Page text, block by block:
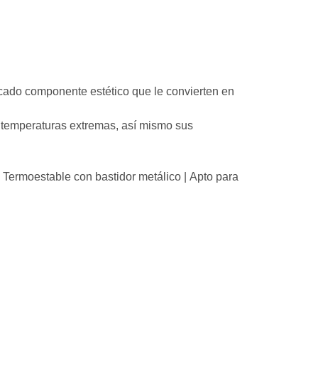
componente estético que le convierten en
extremas, así mismo sus
con bastidor metálico | Apto para